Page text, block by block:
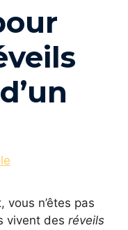
vous n’êtes pas
vivent des réveils